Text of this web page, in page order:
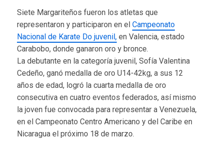
Siete Margariteños fueron los atletas que
representaron y participaron en el Campeonato
Nacional de Karate Do juvenil, en Valencia, estado
Carabobo, donde ganaron oro y bronce.
La debutante en la categoría juvenil, Sofía Valentina
Cedeño, ganó medalla de oro U14-42kg, a sus 12
años de edad, logró la cuarta medalla de oro
consecutiva en cuatro eventos federados, así mismo
la joven fue convocada para representar a Venezuela,
en el Campeonato Centro Americano y del Caribe en
Nicaragua el próximo 18 de marzo.